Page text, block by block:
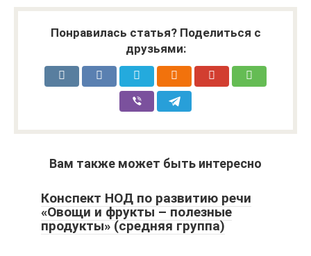
Понравилась статья? Поделиться с
друзьями:
Вам также может быть интересно
Конспект НОД по развитию речи
«Овощи и фрукты – полезные
продукты» (средняя группа)